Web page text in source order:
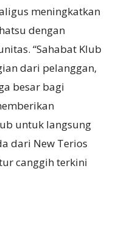
meningkatkan
dengan
“Sahabat Klub
dari pelanggan,
besar bagi
untuk langsung
dari New Terios
canggih terkini